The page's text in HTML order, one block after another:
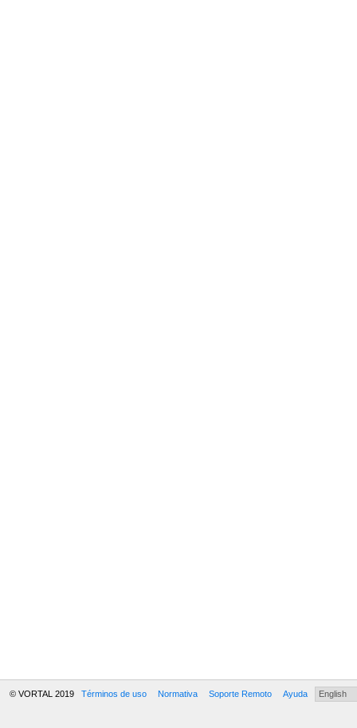
© VORTAL 2019 Términos de uso Normativa Soporte Remoto Ayuda